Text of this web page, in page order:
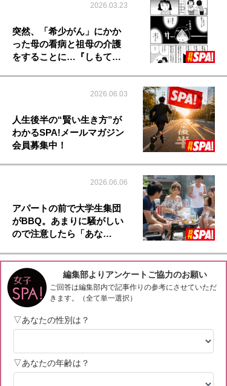
2026.03.23
突然、「希少がん」にかか
った母の看病と祖母の介護
をすることに…『しもて…
2026.06.03
人生後半の“賢い生き方”が
わかるSPA!メールマガジン
会員募集中！
2026.06.06
アパートの前で大学生集団
がBBQ。あまりに騒がしい
ので注意したら「あな…